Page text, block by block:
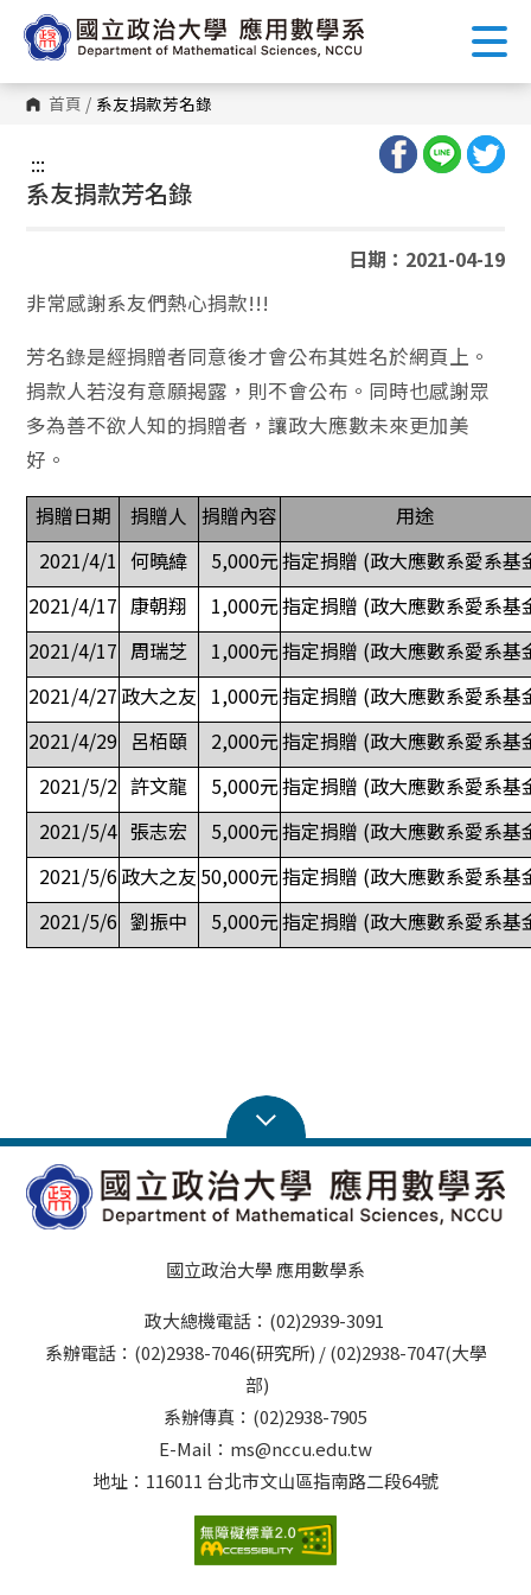
到
主
內
容 首頁 / 系友捐款芳名錄
:::
系友捐款芳名錄
日期：2021-04-19
非常感謝系友們熱心捐款!!!
芳名錄是經捐贈者同意後才會公布其姓名於網頁上。
捐款人若沒有意願揭露，則不會公布。同時也感謝眾
多為善不欲人知的捐贈者，讓政大應數未來更加美
好。
捐贈日期
捐贈人 捐贈內容
用途
2021/4/1 何曉緯 5,000元指定捐贈 (政大應數系愛系基
2021/4/17 康朝翔 1,000元指定捐贈 (政大應數系愛系基
2021/4/17 周瑞芝 1,000元指定捐贈 (政大應數系愛系基
2021/4/27 政大之友 1,000元指定捐贈 (政大應數系愛系基
2021/4/29 呂栢頤 2,000元指定捐贈 (政大應數系愛系基
2021/5/2 許文龍 5,000元指定捐贈 (政大應數系愛系基
2021/5/4 張志宏 5,000元指定捐贈 (政大應數系愛系基
2021/5/6政大之友 50,000元指定捐贈 (政大應數系愛系基
2021/5/6 劉振中 5,000元指定捐贈 (政大應數系愛系基
國立政治大學 應用數學系
政大總機電話：(02)2939-3091
系辦電話：(02)2938-7046(研究所) / (02)2938-7047(大學
部)
系辦傳真：(02)2938-7905
E-Mail：ms@nccu.edu.tw
地址：116011 台北市文山區指南路二段64號